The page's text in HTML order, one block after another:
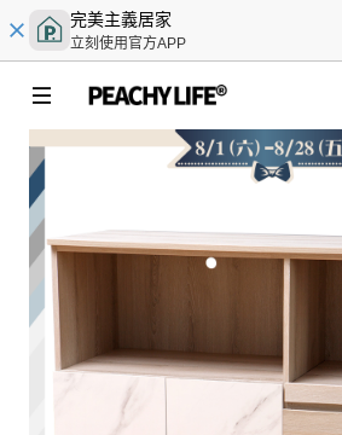
完美主義居家
立刻使用官方APP